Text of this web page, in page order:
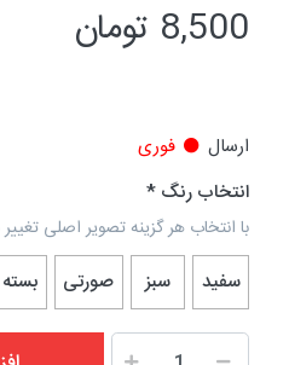
8,500 تومان
ارسال
فوری
انتخاب رنگ
با انتخاب هر گزینه تصویر اصلی
سفید سبز صورتی